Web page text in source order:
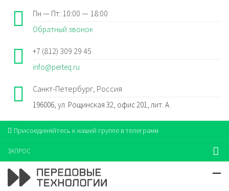
Пн — Пт: 10:00 — 18:00
Обратный звонок
+7 (812) 309 29 45
info@perteq.ru
Санкт-Петербург, Россия
196006, ул. Рощинская 32, офис 201, лит. А.
Присоединяйтесь к нашей группе в телеграмм
ЗАПРОС